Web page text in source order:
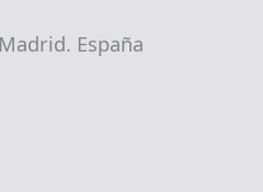
España